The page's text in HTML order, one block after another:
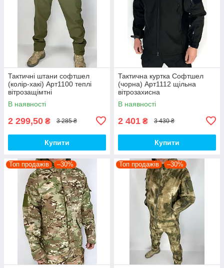
Тактичні штани софтшел
(колір-хакі) Арт1100 теплі
вітрозащімтні
водовідштовхувальні на флісі
топ
В наявності
2 299,50 ₴ 3 285 ₴
Купити
Тактична куртка Софтшел
(чорна) Арт1112 щільна
вітрозахисна
водовідштовхувальна на
флісі топ
В наявності
2 401 ₴ 3 430 ₴
Купити
Топ продажів –30% Топ продажів –30%